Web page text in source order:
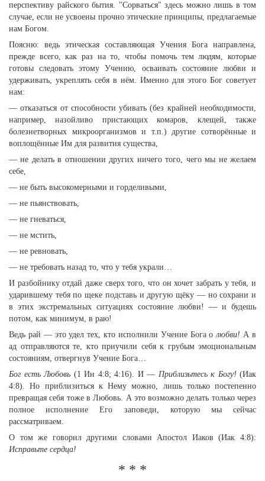
перспективу райского бытия. "Сорваться" здесь можно лишь в том
случае, если не усвоены прочно этические принципы, предлагаемые
нам Богом.
Поясню: ведь этическая составляющая Учения Бога направлена,
прежде всего, как раз на то, чтобы помочь тем людям, которые
готовы следовать этому Учению, осваивать состояние любви и
удерживать, укреплять себя в нём. Именно для этого Бог советует
нам:
— отказаться от способности убивать (без крайней необходимости,
например, назойливо пристающих комаров, клещей, также
болезнетворных микроорганизмов и т.п.) другие сотворённые и
воплощённые Им для развития существа,
— не делать в отношении других ничего того, чего мы не желаем
себе,
— не быть высокомерными и горделивыми,
— не пьянствовать,
— не гневаться,
— не мстить,
— не ревновать,
— не требовать назад то, что у тебя украли…
И разбойнику отдай даже сверх того, что он хочет забрать у тебя, и
ударившему тебя по щеке подставь и другую щёку — но сохрани и
в этих экстремальных ситуациях состояние любви! — и будешь
потом, как минимум, в раю!
Ведь рай — это удел тех, кто исполнили Учение Бога олюбви! А в
ад отправляются те, кто приучили себя к грубым эмоциональным
состояниям, отвергнув Учение Бога…
Бог есть Любовь (1 Ин 4:8; 4:16). И — Приблизьтесь к Богу! (Иак
4:8). Но приблизиться к Нему можно, лишь только постепенно
превращая себя тоже в Любовь. А это возможно делать только через
полное исполнение Его заповеди, которую мы сейчас
рассматриваем.
О том же говорил другими словами Апостол Иаков (Иак 4:8):
Исправьте сердца!
* * *